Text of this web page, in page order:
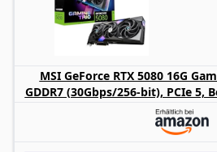
MSI GeForce RTX 5080 16G
GDDR7 (30Gbps/256-bit), PCIe 5,
2.1b, DisplayPort